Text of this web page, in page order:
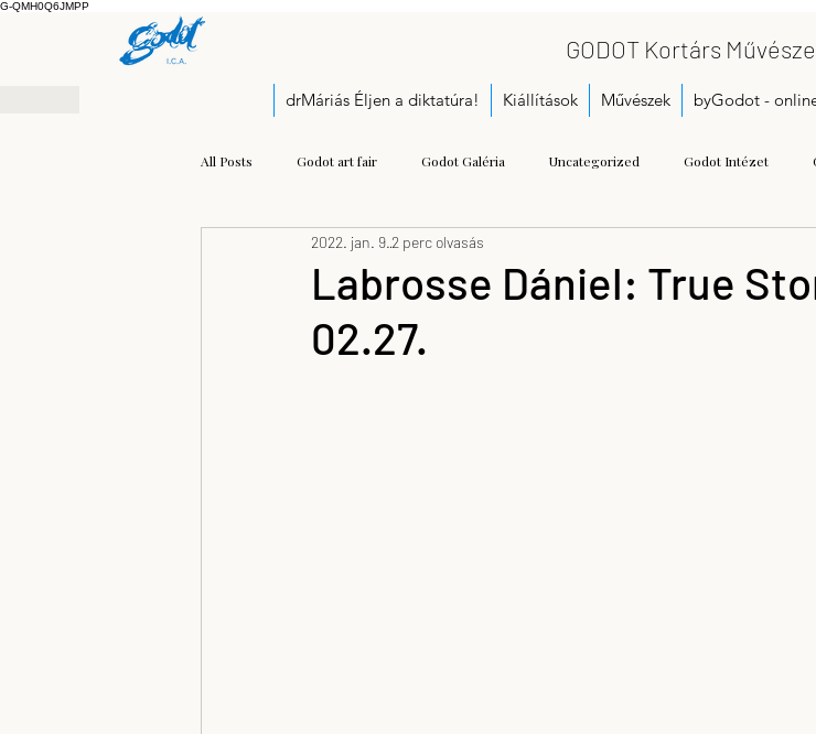
G-QMH0Q6JMPP
GODOT Kortárs
drMáriás Éljen a diktatúra! Kiállítások Művészek byGodot -
All Posts Godot art fair Godot Galéria Uncategorized Godot Intézet
Pályázati felhívás
Kis Prumik Zoltán
Labrosse Dániel: True
02.27.
2022. jan. 9. 2 perc olvasás